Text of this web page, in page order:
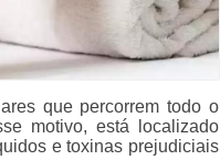
que percorrem todo o
motivo, está localizado
e toxinas prejudiciais